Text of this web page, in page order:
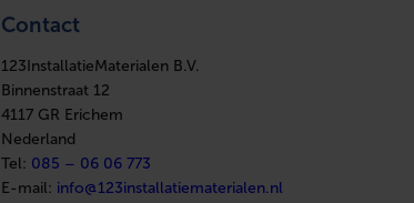
Contact
123InstallatieMaterialen B.V.
Binnenstraat 12
4117 GR Erichem
Nederland
Tel: 085 – 06 06 773
E-mail: info@123installatiematerialen.nl